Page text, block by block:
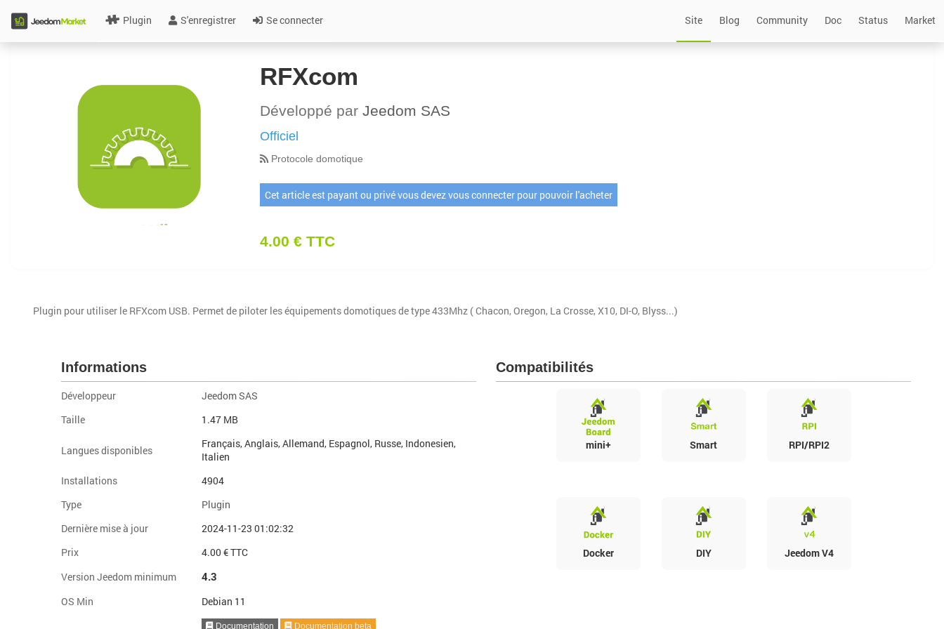
Plugin S'enregistrer Se connecter Site Blog Community Doc Status Market
RFXcom
Développé par Jeedom SAS
Officiel
Protocole domotique
Cet article est payant ou privé vous devez vous connecter pour pouvoir l'acheter
4.00 € TTC
Plugin pour utiliser le RFXcom USB. Permet de piloter les équipements domotiques de type 433Mhz ( Chacon, Oregon, La Crosse, X10, DI-O, Blyss...)
Informations
Développeur
Jeedom SAS
Taille
1.47 MB
Langues disponibles
Français, Anglais, Allemand, Espagnol, Russe, Indonesien,
Italien
Installations
4904
Type
Plugin
Dernière mise à jour
2024-11-23 01:02:32
Prix
4.00 € TTC
Version Jeedom minimum
4.3
OS Min Debian 11
Documentation Documentation beta
Compatibilités
mini+ Smart RPI/RPI2
Docker DIY Jeedom V4